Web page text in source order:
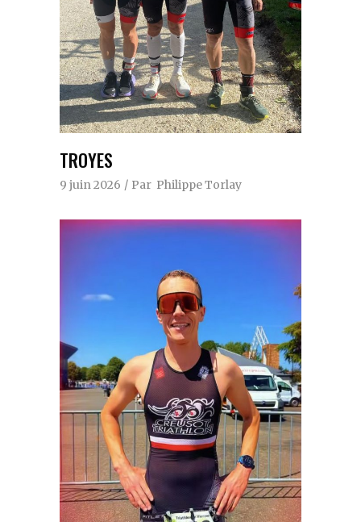
TROYES
9 juin 2026 Par Philippe Torlay